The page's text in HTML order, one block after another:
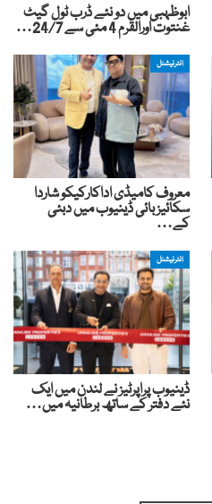
ابوظہبی میں دو نئے ڈرب ٹول گیٹ
غنتوت اورالقرم 4 مئی سے 24/7…
انٹرنیشنل
معروف کامیڈی اداکارکیکو شاردا
سکائیز بائی ڈینیوب میں دبئی
کے…
انٹرنیشنل
ڈینیوب پراپرٹیز نے لندن میں ایک
نئے دفتر کے ساتھ برطانیہ میں…